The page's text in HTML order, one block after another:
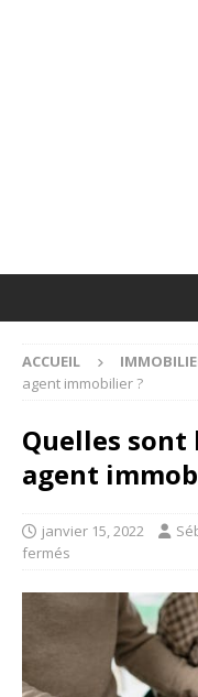
ACCUEIL
agent immobilier ?
Quelles sont
agent
janvier 15, 2022
fermés